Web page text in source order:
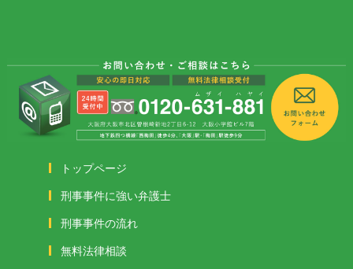
トップページ
刑事事件に強い弁護士
刑事事件の流れ
無料法律相談